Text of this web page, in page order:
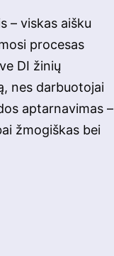
– viskas aišku
procesas
DI žinių
nes darbuotojai
aptarnavimas –
žmogiškas bei